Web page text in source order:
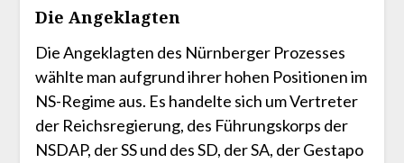
Die Angeklagten
Die Angeklagten des Nürnberger Prozesses
wählte man aufgrund ihrer hohen Positionen im
NS-Regime aus. Es handelte sich um Vertreter
der Reichsregierung, des Führungskorps der
NSDAP, der SS und des SD, der SA, der Gestapo